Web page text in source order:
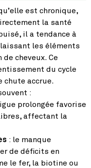
est chronique,
la santé
il a tendance à
les éléments
cheveux. Ce
du cycle
chute accrue.
:
prolongée favorise
affectant la
: le manque
de déficits en
le fer, la biotine ou